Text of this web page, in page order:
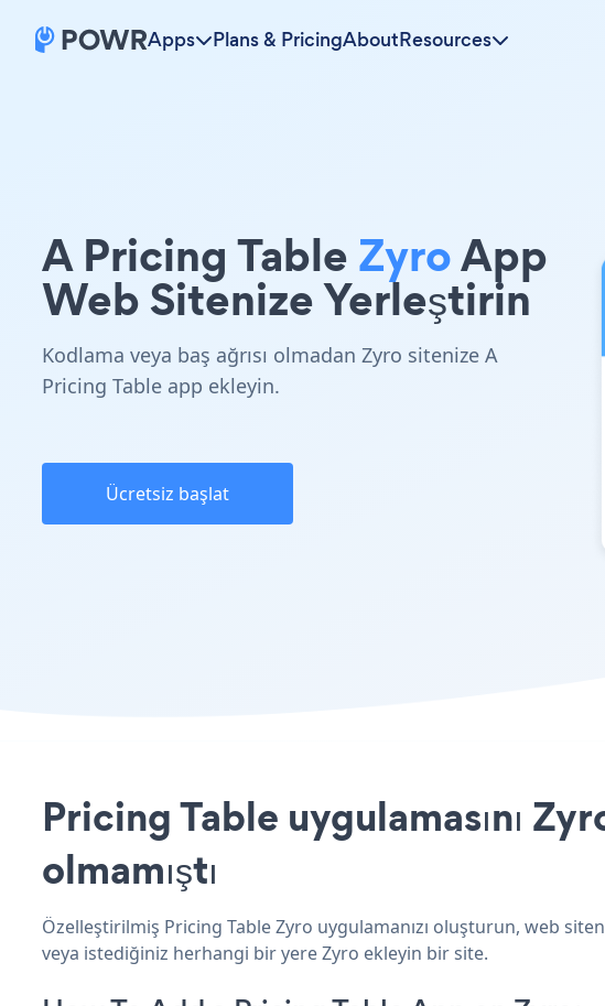
Apps Plans & PricingAboutResources
A Pricing TableZyroApp
Web Sitenize Yerleştirin
Kodlama veya baş ağrısı olmadan Zyro sitenize A
Pricing Table app ekleyin.
Ücretsiz başlat
Pricing Table uygulamasını
olmamıştı
Özelleştirilmiş Pricing Table Zyro uygulamanızı oluşturun, web
veya istediğiniz herhangi bir yere Zyro ekleyin bir site.